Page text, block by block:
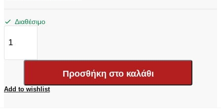
Διαθέσιμο
ΚΟΥΠΑΣΤΕΣ
ΚΑΡΟΤΣΑΣ
ΚΟΥΓ
TRITON
2015+
Προσθήκη στο καλάθι
Add to wishlist